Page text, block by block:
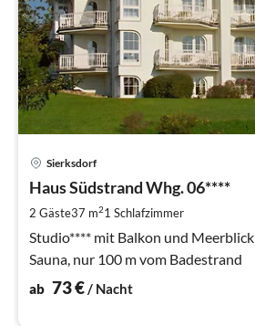
Sierksdorf
Haus Südstrand Whg. 06****
2 Gäste37 m21 Schlafzimmer
Studio**** mit Balkon und Meerblick für 2 Personen,
Sauna, nur 100 m vom Badestrand
ab 73€/ Nacht